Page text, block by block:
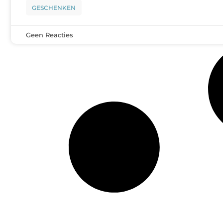
GESCHENKEN
Geen Reacties